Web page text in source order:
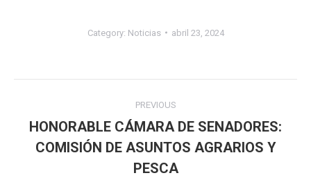
Category: Noticias abril 23, 2024
navigation
PREVIOUS
Previous
post:
HONORABLE CÁMARA DE SENADORES:
COMISIÓN DE ASUNTOS AGRARIOS Y
PESCA